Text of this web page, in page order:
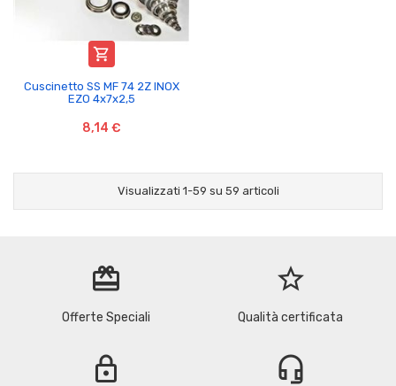

Cuscinetto SS MF 74 2Z INOX
EZO 4x7x2,5
8,14 €
Visualizzati 1-59 su 59 articoli
redeem
Offerte Speciali
star_border
Qualità certificata
lock headset_mic